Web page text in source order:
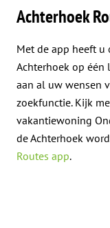
Achterhoek
Met de app heeft
Achterhoek op één
aan al uw wensen
zoekfunctie. Kijk
vakantiewoning
de Achterhoek
Routes app.